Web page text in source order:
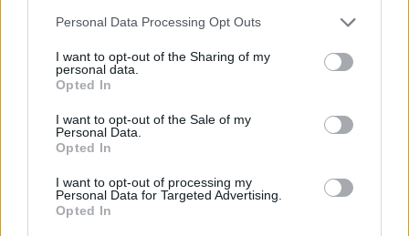
Personal Data Processing Opt Outs
I want to opt-out of the Sharing of my
personal data.
Opted In
I want to opt-out of the Sale of my
Personal Data.
Opted In
I want to opt-out of processing my
Personal Data for Targeted Advertising.
Opted In
εργασία προσλήψεις